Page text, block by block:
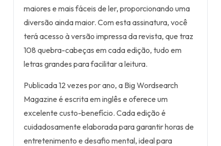
maiores e mais fáceis de ler, proporcionando uma
diversão ainda maior. Com esta assinatura, você
terá acesso à versão impressa da revista, que traz
108 quebra-cabeças em cada edição, tudo em
letras grandes para facilitar a leitura.
Publicada 12 vezes por ano, a Big Wordsearch
Magazine é escrita em inglês e oferece um
excelente custo-benefício. Cada edição é
cuidadosamente elaborada para garantir horas de
entretenimento e desafio mental, ideal para